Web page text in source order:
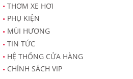
THƠM XE HƠI
PHỤ KIỆN
MÙI HƯƠNG
TIN TỨC
HỆ THỐNG CỬA HÀNG
CHÍNH SÁCH VIP